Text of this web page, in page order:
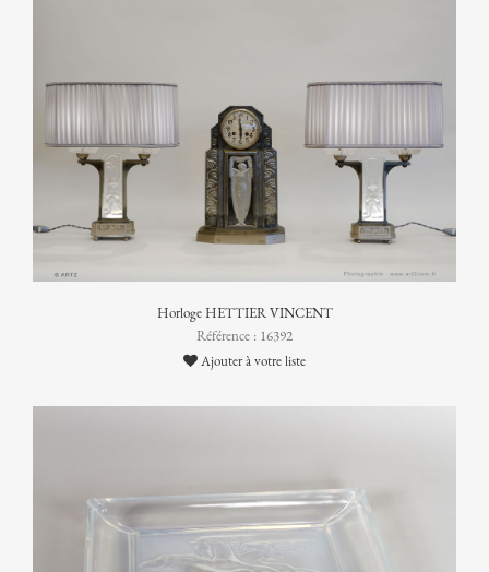
Horloge HETTIER VINCENT
Référence : 16392
Ajouter à votre liste